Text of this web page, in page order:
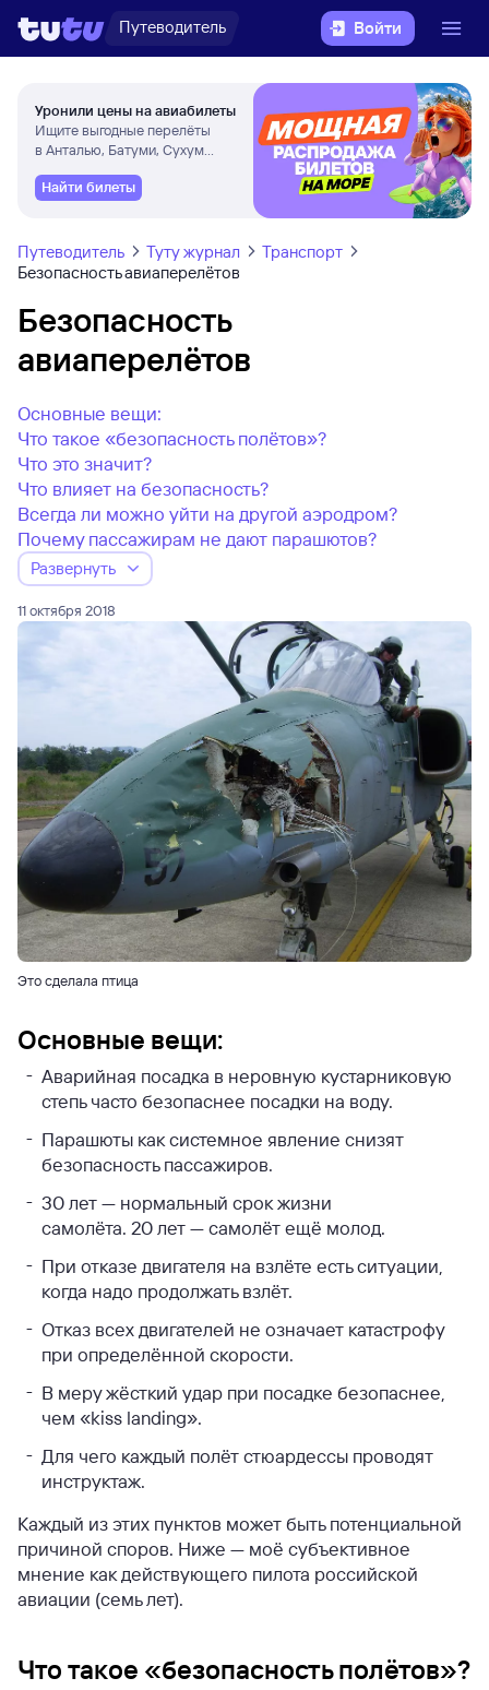
Путеводитель Войти
Уронили цены на авиабилеты
Ищите выгодные перелёты
в Анталью, Батуми, Сухум
Найти билеты
Путеводитель Туту журнал
Транспорт
Безопасность авиаперелётов
Безопасность
авиаперелётов
Основные вещи:
Что такое «безопасность полётов»?
Что это значит?
Что влияет на безопасность?
Всегда ли можно уйти на другой аэродром?
Почему пассажирам не дают парашютов?
Развернуть
11 октября 2018
Это сделала птица
Основные вещи:
Аварийная посадка в неровную кустарниковую
степь часто безопаснее посадки на воду.
Парашюты как системное явление снизят
безопасность пассажиров.
30 лет — нормальный срок жизни
самолёта. 20 лет — самолёт ещё молод.
При отказе двигателя на взлёте есть ситуации,
когда надо продолжать взлёт.
Отказ всех двигателей не означает катастрофу
при определённой скорости.
В меру жёсткий удар при посадке безопаснее,
чем «kiss landing».
Для чего каждый полёт стюардессы проводят
инструктаж.
Каждый из этих пунктов может быть потенциальной
причиной споров. Ниже — моё субъективное
мнение как действующего пилота российской
авиации (семь лет).
Что такое «безопасность полётов»?